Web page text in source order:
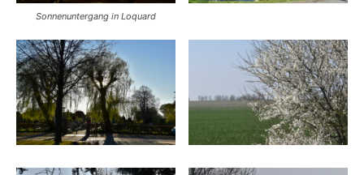
Sonnenuntergang in Loquard